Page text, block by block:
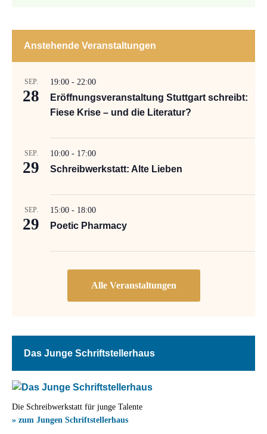
Anstehende Veranstaltungen
SEP.
28
19:00 - 22:00
Eröffnungsveranstaltung Stuttgart schreibt:
Fiese Krise – und die Literatur?
SEP.
29
10:00 - 17:00
Schreibwerkstatt: Alte Lieben
SEP.
29
15:00 - 18:00
Poetic Pharmacy
Das Junge Schriftstellerhaus
Die Schreibwerkstatt für junge Talente
» zum Jungen Schriftstellerhaus